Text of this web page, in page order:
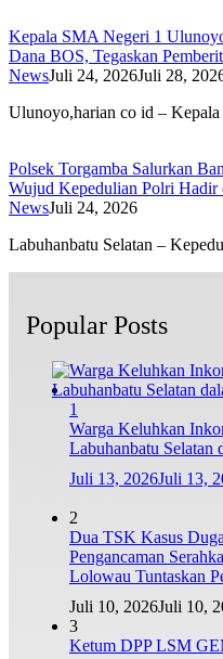
Kepala SMA Negeri 1
Dana BOS, Tegaskan
NewsJuli 24, 2026Juli 28,
Ulunoyo,harian co id –
Polsek Torgamba Salurkan
Wujud Kepedulian Polri Hadir
NewsJuli 24, 2026
Labuhanbatu Selatan –
Popular Posts
1
Warga Keluhkan
Labuhanbatu Selatan
Juli 13, 2026Juli 13,
2
Dua TSK Kasus
Pengancaman
Lolowau Tuntaskan
Juli 10, 2026Juli 10,
3
Ketum DPP LSM